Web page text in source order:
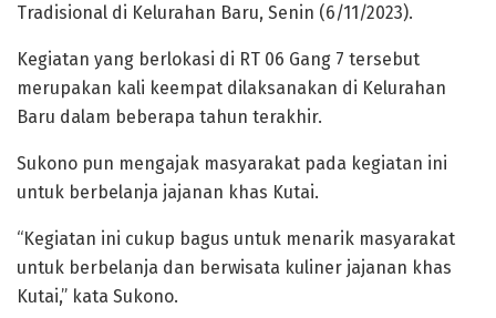
Tradisional di Kelurahan Baru, Senin (6/11/2023).
Kegiatan yang berlokasi di RT 06 Gang 7 tersebut
merupakan kali keempat dilaksanakan di Kelurahan
Baru dalam beberapa tahun terakhir.
Sukono pun mengajak masyarakat pada kegiatan ini
untuk berbelanja jajanan khas Kutai.
“Kegiatan ini cukup bagus untuk menarik masyarakat
untuk berbelanja dan berwisata kuliner jajanan khas
Kutai,” kata Sukono.